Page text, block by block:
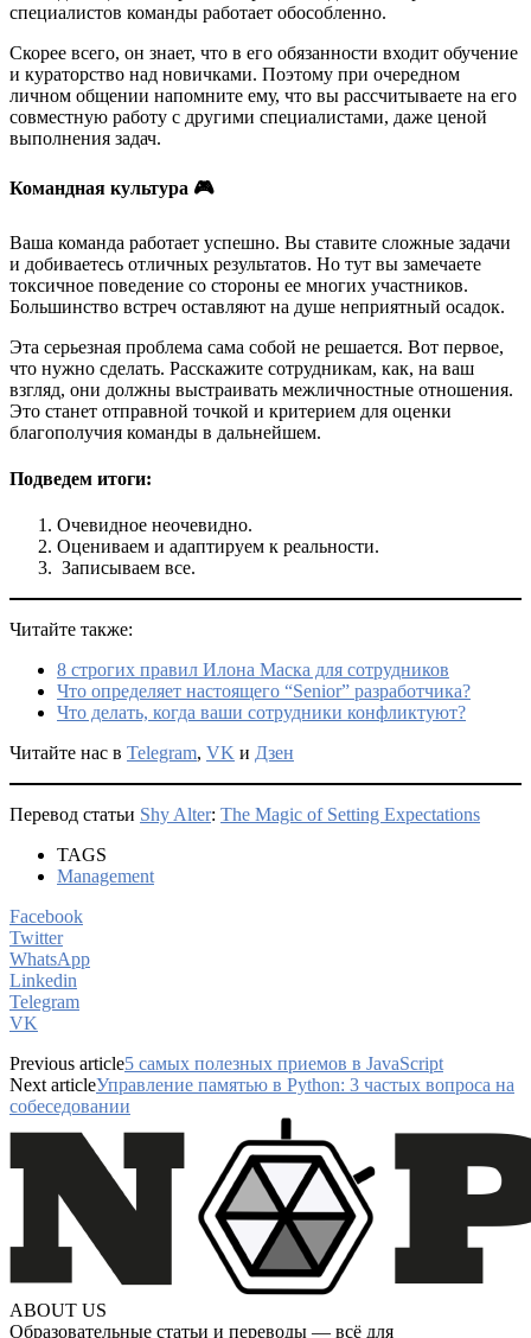
специалистов команды работает обособленно.
Скорее всего, он знает, что в его обязанности входит обучение
и кураторство над новичками. Поэтому при очередном
личном общении напомните ему, что вы рассчитываете на его
совместную работу с другими специалистами, даже ценой
выполнения задач.
Командная культура 🎮
Ваша команда работает успешно. Вы ставите сложные задачи
и добиваетесь отличных результатов. Но тут вы замечаете
токсичное поведение со стороны ее многих участников.
Большинство встреч оставляют на душе неприятный осадок.
Эта серьезная проблема сама собой не решается. Вот первое,
что нужно сделать. Расскажите сотрудникам, как, на ваш
взгляд, они должны выстраивать межличностные отношения.
Это станет отправной точкой и критерием для оценки
благополучия команды в дальнейшем.
Подведем итоги:
Очевидное неочевидно.
Оцениваем и адаптируем к реальности.
Записываем все.
Читайте также:
8 строгих правил Илона Маска для сотрудников
Что определяет настоящего “Senior” разработчика?
Что делать, когда ваши сотрудники конфликтуют?
Читайте нас в Telegram, VK и Дзен
Перевод статьи Shy Alter: The Magic of Setting Expectations
TAGS
Management
Facebook
Twitter
WhatsApp
Linkedin
Telegram
VK
Previous article5 самых полезных приемов в JavaScript
Next articleУправление памятью в Python: 3 частых вопроса на
собеседовании
ABOUT US
Образовательные статьи и переводы — всё для